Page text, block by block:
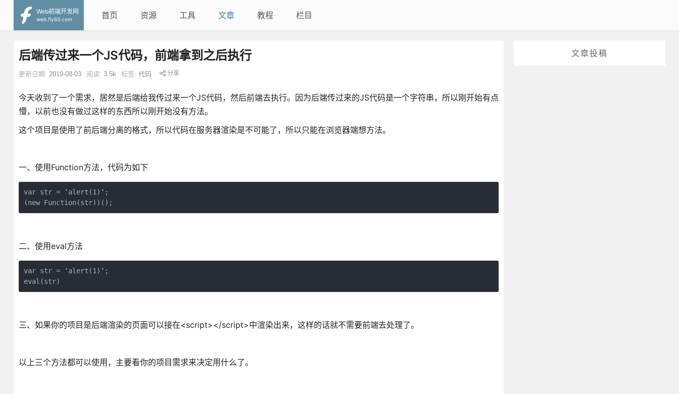
Web前端开发网
web.fly63.com
首页 资源 工具 文章 教程 栏目
文章投稿
后端传过来一个JS代码，前端拿到之后执行
更新日期: 2019-08-03 阅读: 3.5k 标签: 代码 分享
今天收到了一个需求，居然是后端给我传过来一个JS代码，然后前端去执行。因为后端传过来的JS代码是一个字符串，所以刚开始有点
懵，以前也没有做过这样的东西所以刚开始没有方法。
这个项目是使用了前后端分离的格式，所以代码在服务器渲染是不可能了，所以只能在浏览器端想方法。
一、使用Function方法，代码为如下
var str = ‘alert(1)‘;
(new Function(str))();
二、使用eval方法
var str = ‘alert(1)‘;
eval(str)
三、如果你的项目是后端渲染的页面可以接在<script></script>中渲染出来，这样的话就不需要前端去处理了。
以上三个方法都可以使用，主要看你的项目需求来决定用什么了。